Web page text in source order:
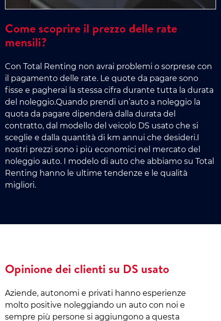
Come scoprire il prezzo delle rate
mensili?
Con Total Renting non avrai problemi o sorprese con
il pagamento delle rate. Le quote da pagare sono
fisse e pagherai la stessa cifra durante tutta la durata
del noleggio.Quando prendi un’auto a noleggio la
quota da pagare dipenderà dalla durata del
contratto, dal modello del veicolo DS usato che si
sceglie e dalla quantità di km annui che desideri.I
nostri prezzi sono i più economici nel mercato del
noleggio auto. I modelo di auto che abbiamo su Total
Renting hanno le ultime tendenze e le qualità
migliori.
Opinione dei clienti su DS usato
Aziende, autonomi e privati hanno esperienze
molto positive noleggiando un auto con noi e
sempre più persone si aggiungono a questa